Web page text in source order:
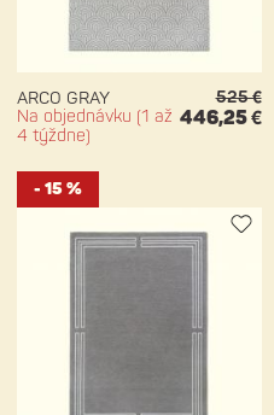
ARCO GRAY
Na objednávku (1 až
4 týždne)
525 €
446,25 €
- 15 %